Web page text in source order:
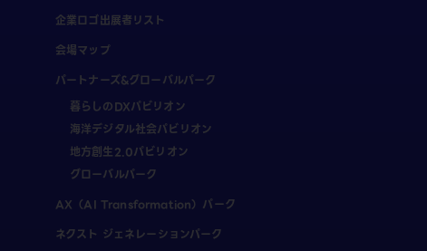
企業ロゴ出展者リスト
会場マップ
パートナーズ&グローバルパーク
暮らしのDXパビリオン
海洋デジタル社会パビリオン
地方創生2.0パビリオン
グローバルパーク
AX（AI Transformation）パーク
ネクスト ジェネレーションパーク